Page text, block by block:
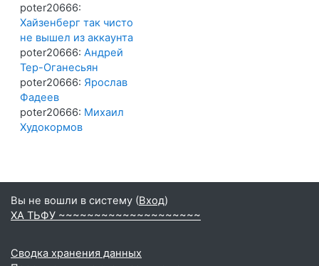
poter20666:
Хайзенберг так чисто
не вышел из аккаунта
poter20666: Андрей
Тер-Оганесьян
poter20666: Ярослав
Фадеев
poter20666: Михаил
Худокормов
Вы не вошли в систему (Вход)
ХА ТЬФУ ~~~~~~~~~~~~~~~~~~~~
Сводка хранения данных